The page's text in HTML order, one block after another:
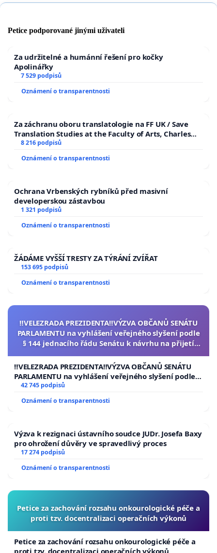
Petice podporované jinými uživateli
Za udržitelné a humánní řešení pro kočky
Apolinářky
7 529 podpisů
Oznámení o transparentnosti
Za záchranu oboru translatologie na FF UK / Save
Translation Studies at the Faculty of Arts, Charles
University
8 216 podpisů
Oznámení o transparentnosti
Ochrana Vrbenských rybníků před masivní
developerskou zástavbou
1 321 podpisů
Oznámení o transparentnosti
ŽÁDÁME VYŠŠÍ TRESTY ZA TÝRÁNÍ ZVÍŘAT
153 695 podpisů
Oznámení o transparentnosti
‼️VELEZRADA PREZIDENTA‼️VÝZVA OBČANŮ SENÁTU
PARLAMENTU na vyhlášení veřejného slyšení podle
§ 144 jednacího řádu Senátu k návrhu na přijetí
republiky
‼️VELEZRADA PREZIDENTA‼️VÝZVA OBČANŮ SENÁTU
PARLAMENTU na vyhlášení veřejného slyšení podle §
144 jednacího řádu Senátu k návrhu na přijetí
republiky
42 745 podpisů
Oznámení o transparentnosti
Výzva k rezignaci ústavního soudce JUDr. Josefa Baxy
pro ohrožení důvěry ve spravedlivý proces
17 274 podpisů
Oznámení o transparentnosti
Petice za zachování rozsahu onkourologické péče a
proti tzv. docentralizaci operačních výkonů
Petice za zachování rozsahu onkourologické péče a
proti tzv. docentralizaci operačních výkonů